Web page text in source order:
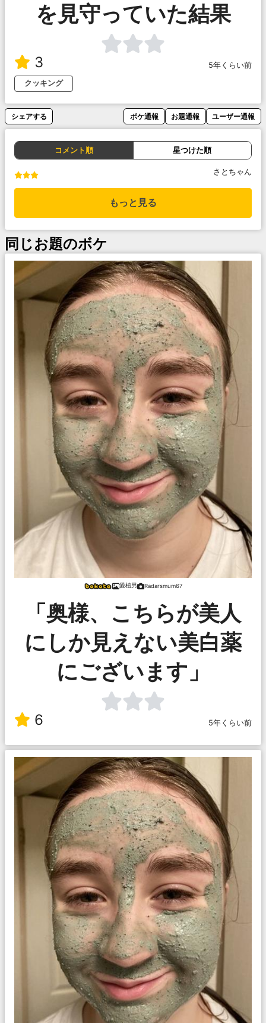
を見守っていた結果
3
5年くらい前
クッキング
シェアする ボケ通報 お題通報 ユーザー通報
コメント順 星つけた順
さとちゃん
もっと見る
同じお題のボケ
愛植男 Radarsmum67
「奥様、こちらが美人
にしか見えない美白薬
にございます」
6 5年くらい前